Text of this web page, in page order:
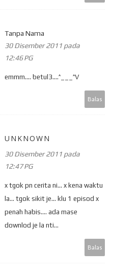
Tanpa Nama
30 Disember 2011 pada
12:46 PG
emmm.... betul3....^___^V
Balas
UNKNOWN
30 Disember 2011 pada
12:47 PG
x tgok pn cerita ni... x kena waktu
la... tgok sikit je... klu 1 episod x
penah habis.... ada mase
downlod je la nti...
Balas